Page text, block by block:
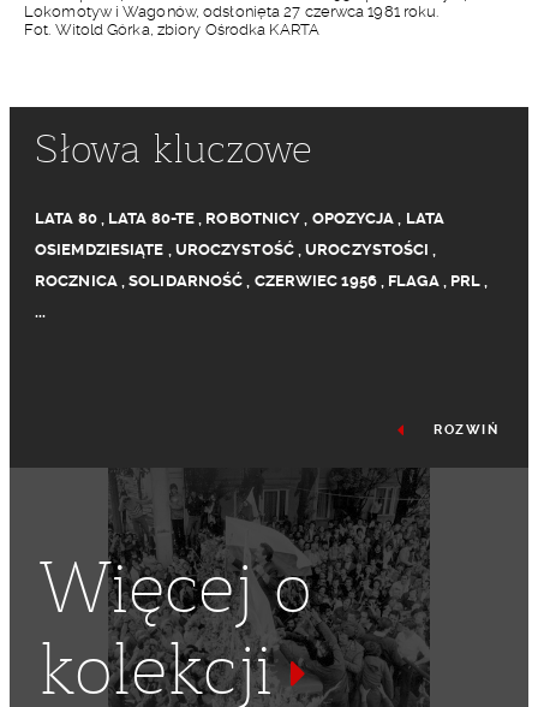
Lokomotyw i Wagonów, odsłonięta 27 czerwca 1981 roku.
Fot. Witold Górka, zbiory Ośrodka KARTA
Słowa kluczowe
LATA 80, LATA 80-TE , ROBOTNICY , OPOZYCJA , LATA
OSIEMDZIESIĄTE , UROCZYSTOŚĆ,UROCZYSTOŚCI ,
ROCZNICA,SOLIDARNOŚĆ , CZERWIEC 1956, FLAGA, PRL ,
...
ROZWIŃ
Więcej o
kolekcji